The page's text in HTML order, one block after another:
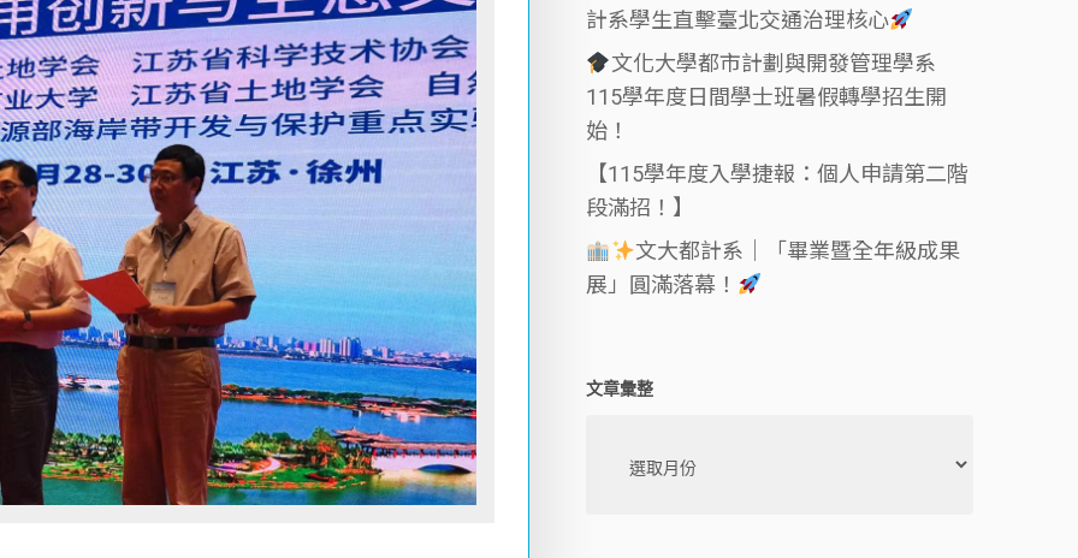
計系學生直擊臺北交通治理核心
文化大學都市計劃與開發管理學系
115學年度日間學士班暑假轉學招生開
始！
【115學年度入學捷報：個人申請第二階
段滿招！】
文大都計系｜「畢業暨全年級成果
展」圓滿落幕！
文章彙整